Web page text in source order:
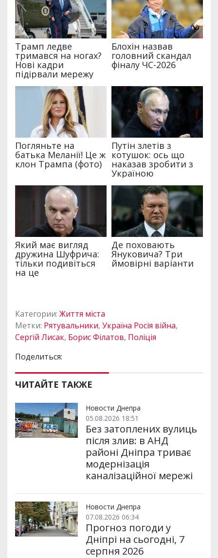
Категории: Життя міста
Метки: Рятувальники, Україна Росія війна,
Сергій Лисак, Борис Філатов, Поліція
Поделиться:
ЧИТАЙТЕ ТАКЖЕ
Новости Днепра
05.08.2026 18:51
Без затоплених вулиць
після злив: в АНД
районі Дніпра триває
модернізація
каналізаційної мережі
Новости Днепра
07.08.2026 06:34
Прогноз погоди у
Дніпрі на сьогодні, 7
серпня 2026